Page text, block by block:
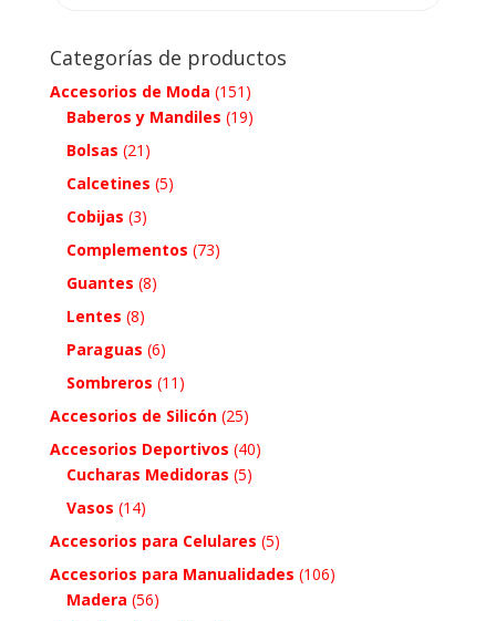
Categorías de productos
Accesorios de Moda (151)
Baberos y Mandiles (19)
Bolsas (21)
Calcetines (5)
Cobijas (3)
Complementos (73)
Guantes (8)
Lentes (8)
Paraguas (6)
Sombreros (11)
Accesorios de Silicón (25)
Accesorios Deportivos (40)
Cucharas Medidoras (5)
Vasos (14)
Accesorios para Celulares (5)
Accesorios para Manualidades (106)
Madera (56)